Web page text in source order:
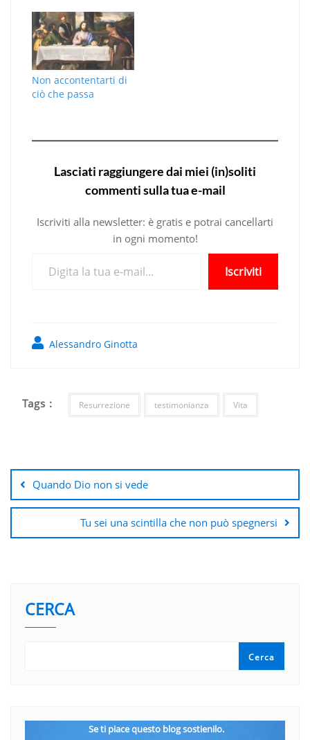
Non accontentarti di
ciò che passa
Lasciati raggiungere dai miei (in)soliti
commenti sulla tua e-mail
Iscriviti alla newsletter: è gratis e potrai cancellarti
in ogni momento!
Iscriviti
Alessandro Ginotta
Tags : Resurrezione testimonianza Vita
articoli
Quando Dio non si vede
Tu sei una scintilla che non può spegnersi
CERCA
Cerca
Se ti piace questo blog sostienilo.